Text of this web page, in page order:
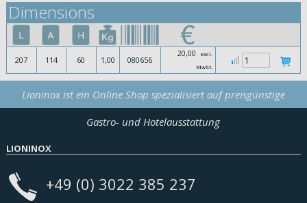
Dimensions
207 114 60 1,00 080656
20,00
excl.
MwSt.
Lioninox ist ein Online Shop spezialisiert auf preisgünstige
Gastro- und Hotelausstattung
LIONINOX
+49 (0) 3022 385 237